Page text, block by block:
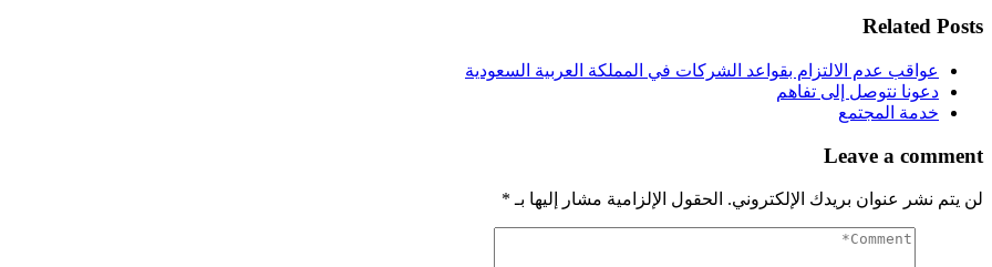
Related Posts
عواقب عدم الالتزام بقواعد الشركات في المملكة العربية السعودية
دعونا نتوصل إلى تفاهم
خدمة المجتمع
Leave a comment
لن يتم نشر عنوان بريدك الإلكتروني. الحقول الإلزامية مشار إليها بـ *